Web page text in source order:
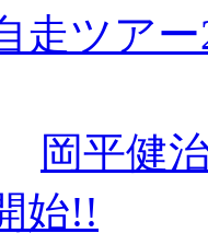
走ツア
岡平健
始!!